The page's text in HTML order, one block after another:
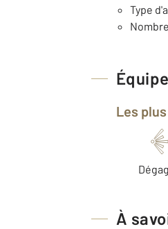
Type
Les plus
À